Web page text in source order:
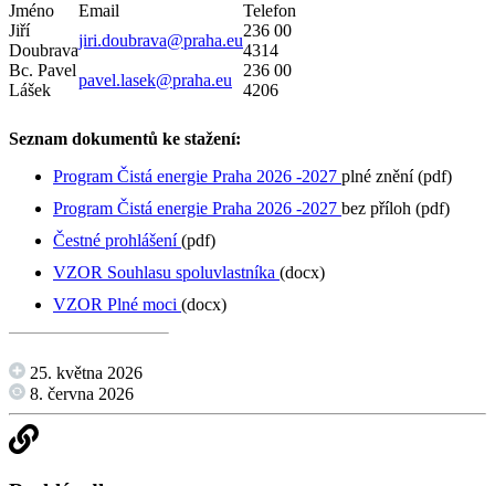
Jméno
Email
Telefon
Jiří
Doubrava
jiri.doubrava@praha.eu
236 00
4314
Bc. Pavel
Lášek
pavel.lasek@praha.eu
236 00
4206
Seznam dokumentů ke stažení:
Program Čistá energie Praha 2026 -2027 plné znění (pdf)
Program Čistá energie Praha 2026 -2027 bez příloh (pdf)
Čestné prohlášení(pdf)
VZOR Souhlasu spoluvlastníka (docx)
VZOR Plné moci (docx)
25. května 2026
8. června 2026